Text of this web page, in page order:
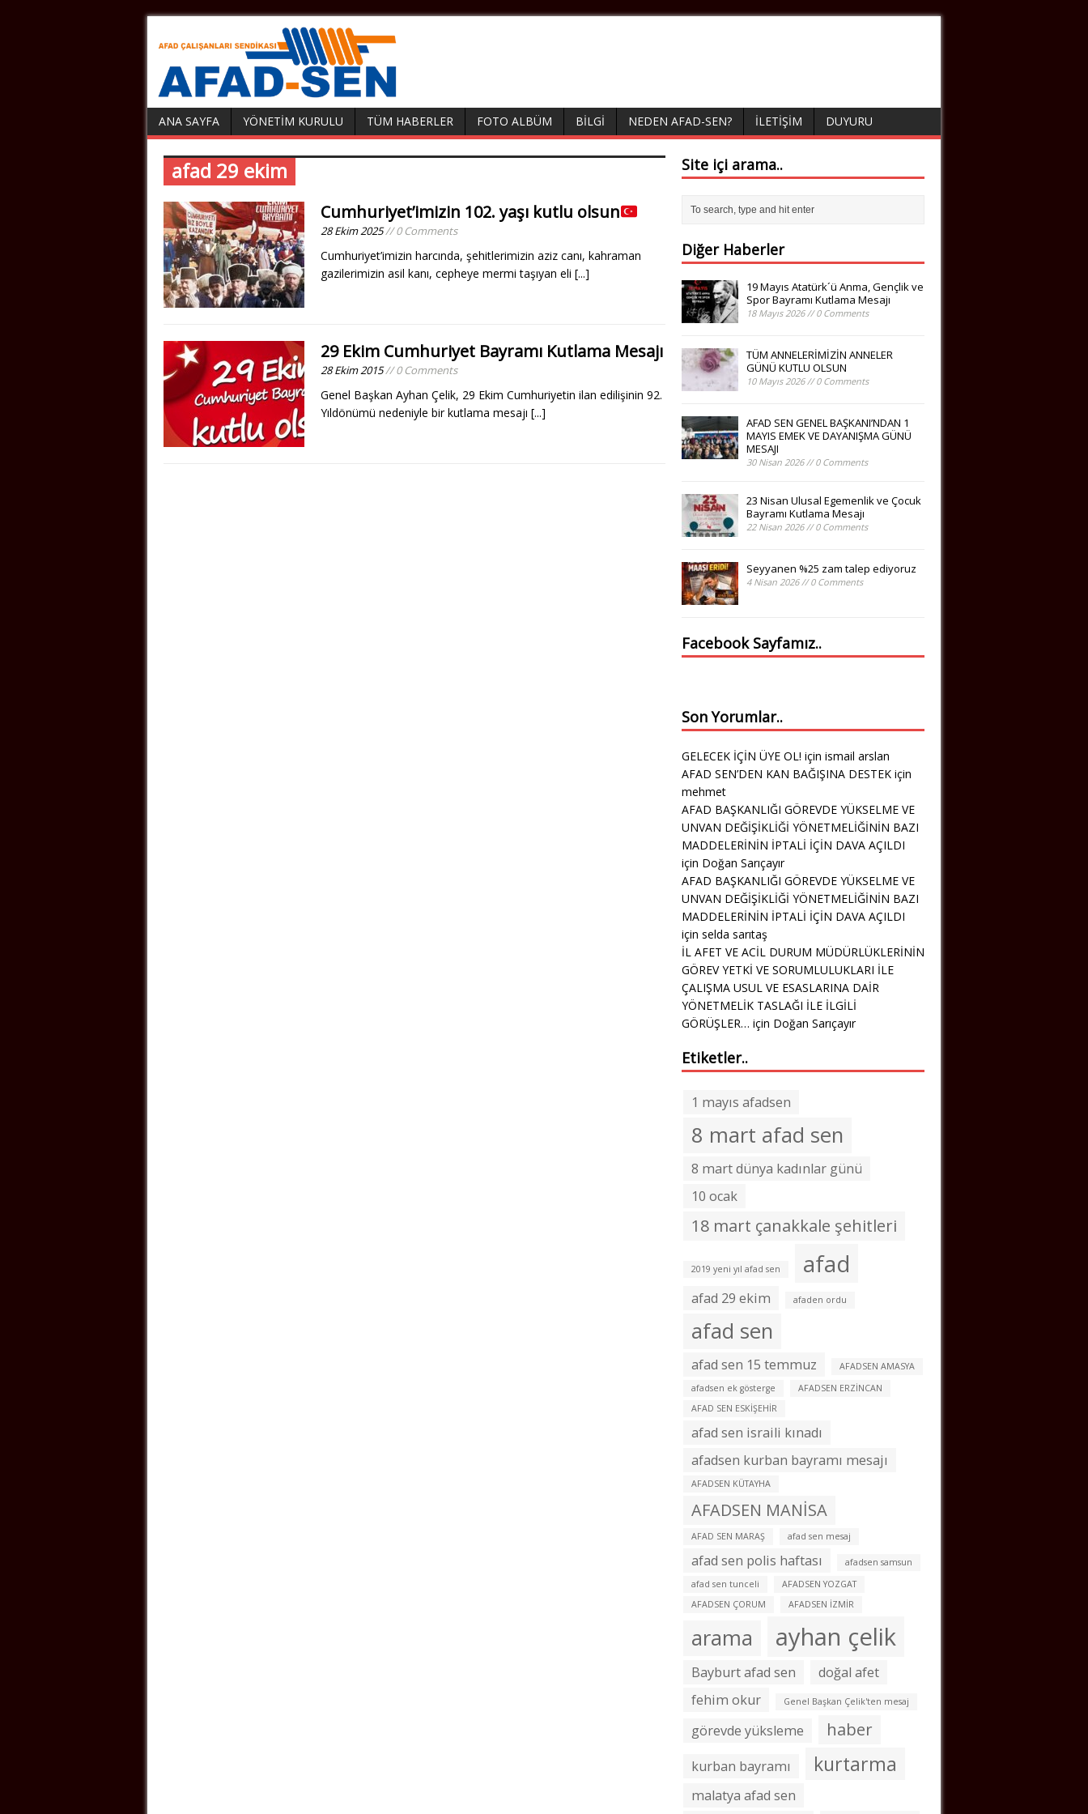
ANA SAYFA YÖNETIM KURULU TÜM HABERLER FOTO ALBÜM BILGI NEDEN AFAD-SEN? İLETIŞIM DUYURU
afad 29 ekim
Cumhuriyet’imizin 102. yaşı kutlu olsun
28 Ekim 2025// 0 Comments
Cumhuriyet’imizin harcında, şehitlerimizin aziz canı, kahraman
gazilerimizin asil kanı, cepheye mermi taşıyan eli [...]
29 Ekim Cumhuriyet Bayramı Kutlama Mesajı
28 Ekim 2015// 0 Comments
Genel Başkan Ayhan Çelik, 29 Ekim Cumhuriyetin ilan edilişinin 92.
Yıldönümü nedeniyle bir kutlama mesajı [...]
Site içi arama..
Diğer Haberler
19 Mayıs Atatürk´ü Anma, Gençlik ve
Spor Bayramı Kutlama Mesajı
18 Mayıs 2026 // 0 Comments
TÜM ANNELERİMİZİN ANNELER
GÜNÜ KUTLU OLSUN
10 Mayıs 2026 // 0 Comments
AFAD SEN GENEL BAŞKANI’NDAN 1
MAYIS EMEK VE DAYANIŞMA GÜNÜ
MESAJI
30 Nisan 2026 // 0 Comments
23 Nisan Ulusal Egemenlik ve Çocuk
Bayramı Kutlama Mesajı
22 Nisan 2026 // 0 Comments
Seyyanen %25 zam talep ediyoruz
4 Nisan 2026 // 0 Comments
Facebook Sayfamız..
Son Yorumlar..
GELECEK İÇİN ÜYE OL! için ismail arslan
AFAD SEN’DEN KAN BAĞIŞINA DESTEK için
mehmet
AFAD BAŞKANLIĞI GÖREVDE YÜKSELME VE
UNVAN DEĞİŞİKLİĞİ YÖNETMELİĞİNİN BAZI
MADDELERİNİN İPTALİ İÇİN DAVA AÇILDI
için Doğan Sarıçayır
AFAD BAŞKANLIĞI GÖREVDE YÜKSELME VE
UNVAN DEĞİŞİKLİĞİ YÖNETMELİĞİNİN BAZI
MADDELERİNİN İPTALİ İÇİN DAVA AÇILDI
için selda sarıtaş
İL AFET VE ACİL DURUM MÜDÜRLÜKLERİNİN
GÖREV YETKİ VE SORUMLULUKLARI İLE
ÇALIŞMA USUL VE ESASLARINA DAİR
YÖNETMELİK TASLAĞI İLE İLGİLİ
GÖRÜŞLER… için Doğan Sarıçayır
Etiketler..
1 mayıs afadsen
8 mart afad sen
8 mart dünya kadınlar günü
10 ocak
18 mart çanakkale şehitleri
2019 yeni yıl afad sen afad
afad 29 ekim afaden ordu
afad sen
afad sen 15 temmuz
AFADSEN AMASYA
afadsen ek gösterge
AFADSEN ERZİNCAN
AFAD SEN ESKİŞEHİR
afad sen israili kınadı
afadsen kurban bayramı mesajı
AFADSEN KÜTAYHA
AFADSEN MANİSA
AFAD SEN MARAŞ afad sen mesaj
afad sen polis haftası
afadsen samsun
afad sen tunceli
AFADSEN YOZGAT
AFADSEN ÇORUM
AFADSEN İZMİR
arama ayhan çelik
Bayburt afad sen
doğal afet
fehim okur
Genel Başkan Çelik'ten mesaj
görevde yüksleme haber
kurban bayramı kurtarma
malatya afad sen